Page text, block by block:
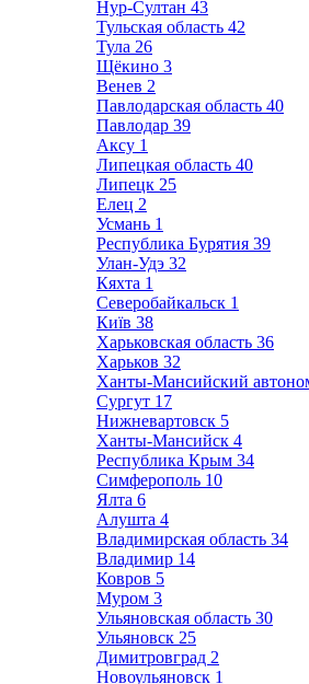
Нур-Султан 43
Тульская область 42
Тула 26
Щёкино 3
Венев 2
Павлодарская область 40
Павлодар 39
Аксу 1
Липецкая область 40
Липецк 25
Елец 2
Усмань 1
Республика Бурятия 39
Улан-Удэ 32
Кяхта 1
Северобайкальск 1
Київ 38
Харьковская область 36
Харьков 32
Ханты-Мансийский
Сургут 17
Нижневартовск 5
Ханты-Мансийск 4
Республика Крым 34
Симферополь 10
Ялта 6
Алушта 4
Владимирская область 34
Владимир 14
Ковров 5
Муром 3
Ульяновская область 30
Ульяновск 25
Димитровград 2
Новоульяновск 1